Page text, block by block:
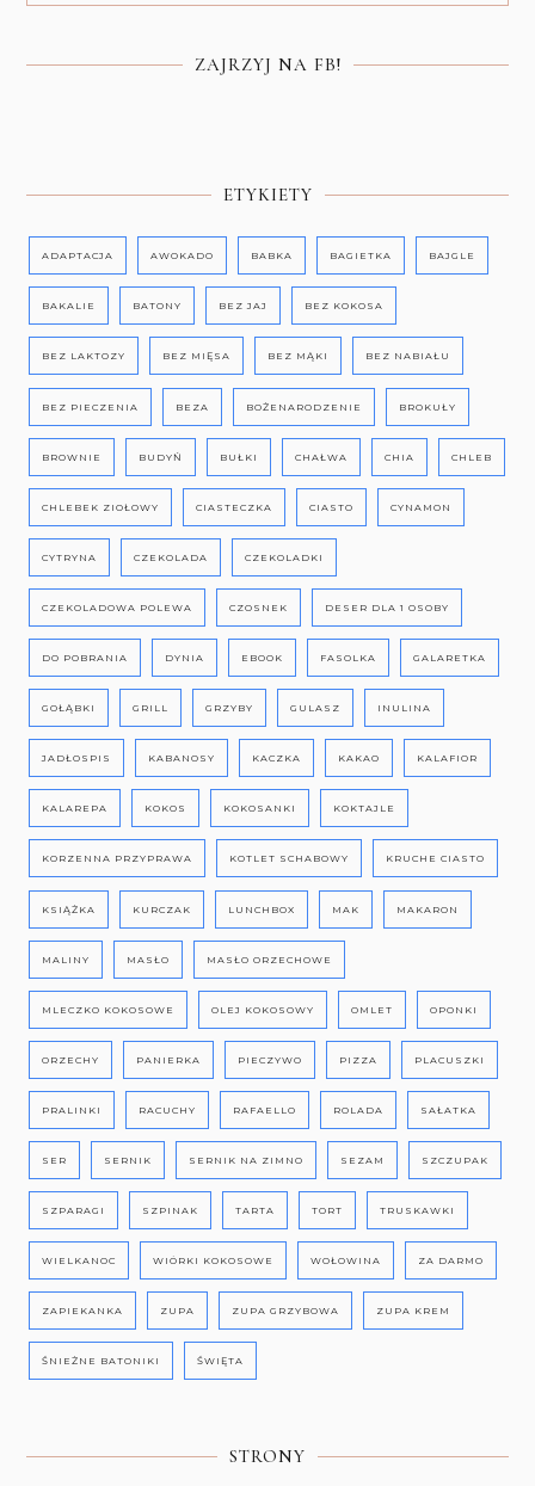
ZAJRZYJ NA FB!
ETYKIETY
ADAPTACJA AWOKADO BABKA BAGIETKA BAJGLE
BAKALIE BATONY BEZ JAJ BEZ KOKOSA
BEZ LAKTOZY BEZ MIĘSA BEZ MĄKI BEZ NABIAŁU
BEZ PIECZENIA BEZA BOŻENARODZENIE BROKUŁY
BROWNIE BUDYŃ BUŁKI CHAŁWA CHIA CHLEB
CHLEBEK ZIOŁOWY CIASTECZKA CIASTO CYNAMON
CYTRYNA CZEKOLADA CZEKOLADKI
CZEKOLADOWA POLEWA CZOSNEK DESER DLA 1 OSOBY
DO POBRANIA DYNIA EBOOK FASOLKA GALARETKA
GOŁĄBKI GRILL GRZYBY GULASZ INULINA
JADŁOSPIS KABANOSY KACZKA KAKAO KALAFIOR
KALAREPA KOKOS KOKOSANKI KOKTAJLE
KORZENNA PRZYPRAWA KOTLET SCHABOWY KRUCHE CIASTO
KSIĄŻKA KURCZAK LUNCHBOX MAK MAKARON
MALINY MASŁO MASŁO ORZECHOWE
MLECZKO KOKOSOWE OLEJ KOKOSOWY OMLET OPONKI
ORZECHY PANIERKA PIECZYWO PIZZA PLACUSZKI
PRALINKI RACUCHY RAFAELLO ROLADA SAŁATKA
SER SERNIK SERNIK NA ZIMNO SEZAM SZCZUPAK
SZPARAGI SZPINAK TARTA TORT TRUSKAWKI
WIELKANOC WIÓRKI KOKOSOWE WOŁOWINA ZA DARMO
ZAPIEKANKA ZUPA ZUPA GRZYBOWA ZUPA KREM
ŚNIEŻNE BATONIKI ŚWIĘTA
STRONY